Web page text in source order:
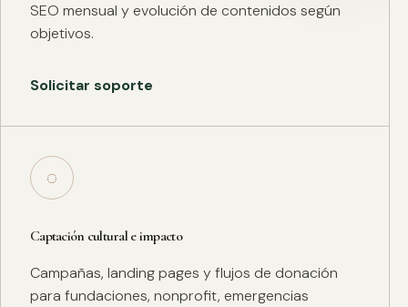
SEO mensual y evolución de contenidos según
objetivos.
Solicitar soporte
◌
Captación cultural e impacto
Campañas, landing pages y flujos de donación
para fundaciones, nonprofit, emergencias